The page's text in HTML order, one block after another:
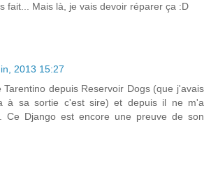
fait... Mais là, je vais devoir réparer ça :D
2013 15:27
Tarentino depuis Reservoir Dogs (que j'avais
à sa sortie c'est sire) et depuis il ne m'a
Ce Django est encore une preuve de son